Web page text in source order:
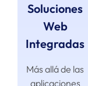
Soluciones
Web
Integradas
Más allá de las
aplicaciones